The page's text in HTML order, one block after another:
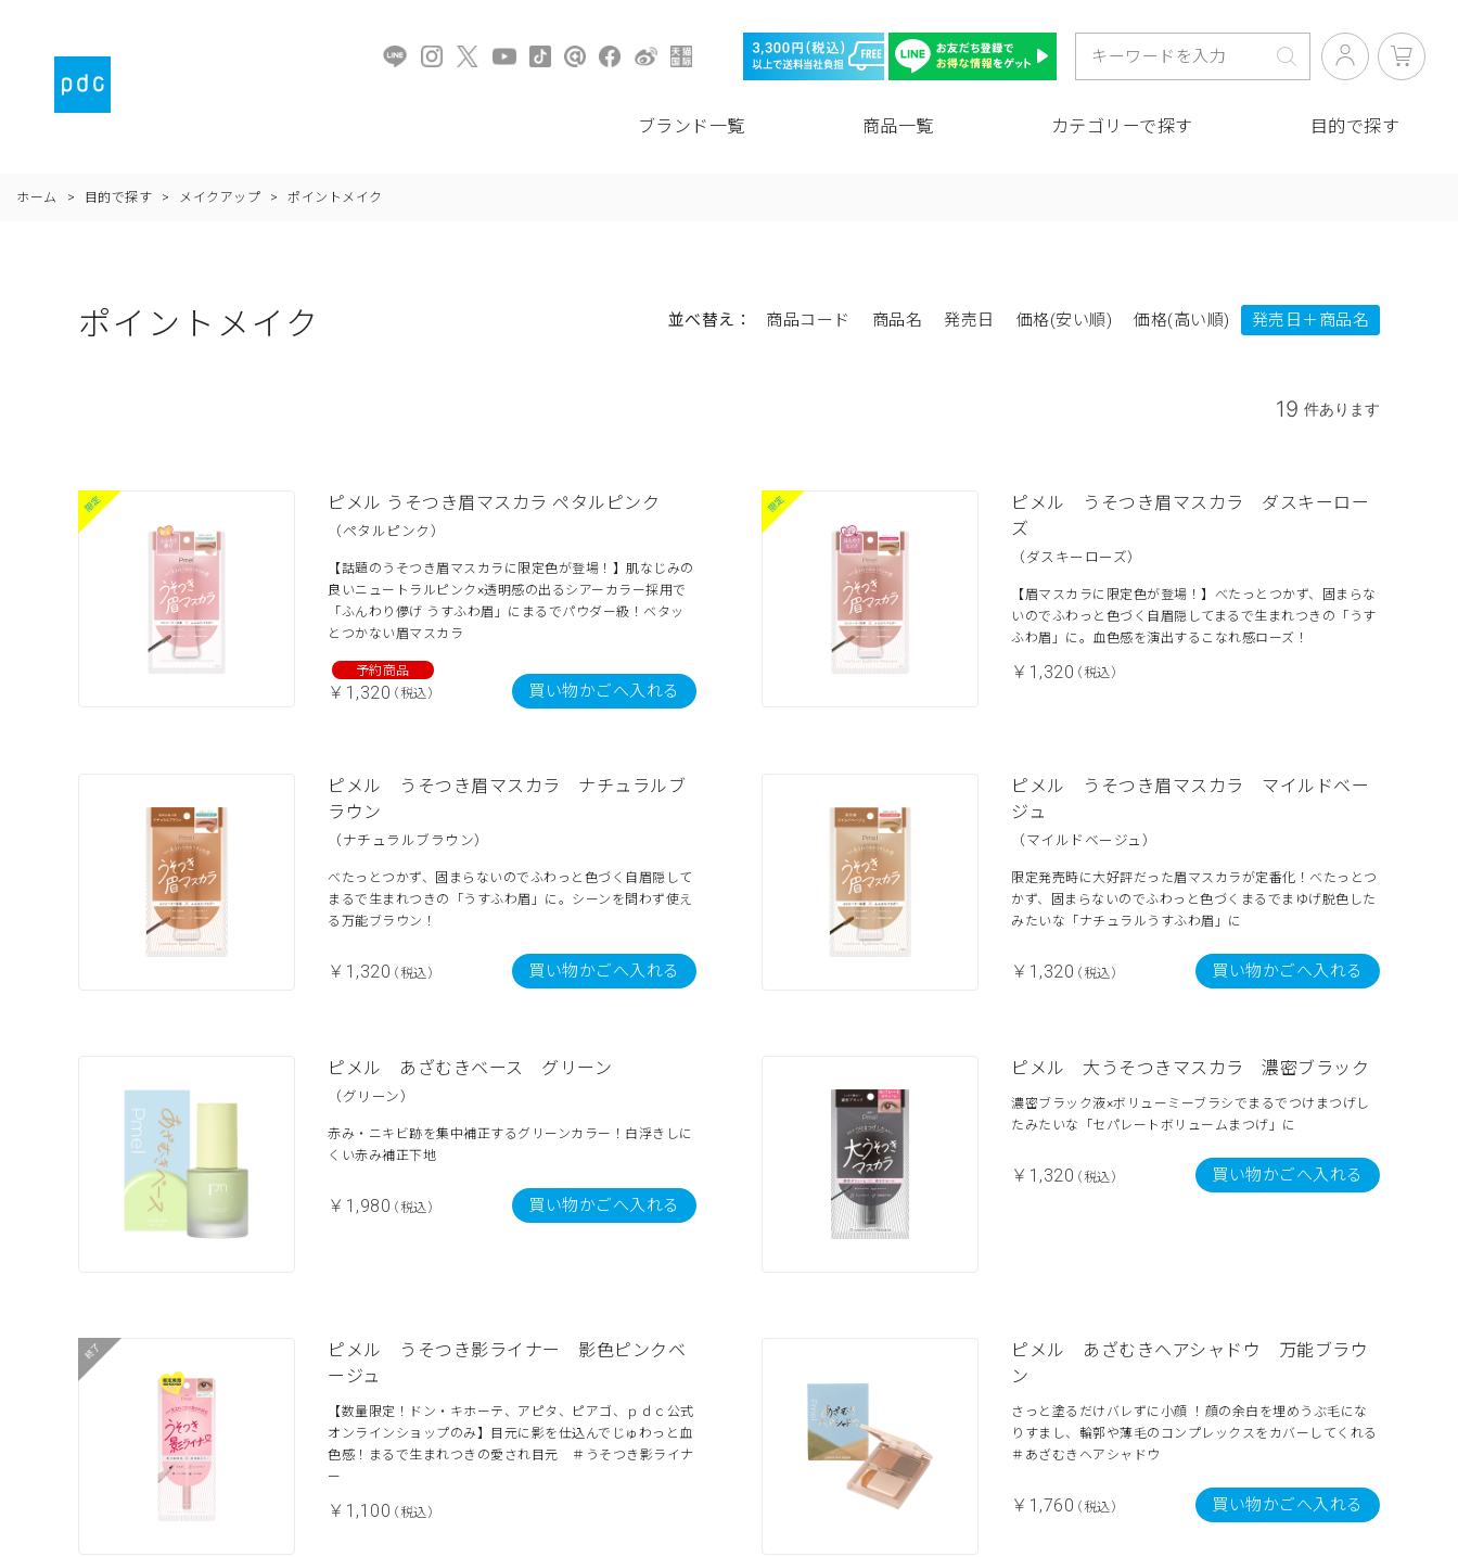
ブランド一覧 商品一覧 カテゴリーで探す 目的で探す
ホーム > 目的で探す > メイクアップ > ポイントメイク
ポイントメイク 並べ替え： 商品コード 商品名 発売日 価格(安い順) 価格(高い順) 発売日＋商品名
19 件あります
ピメル うそつき眉マスカラ ペタルピンク
（ペタルピンク）
【話題のうそつき眉マスカラに限定色が登場！】肌なじみの
良いニュートラルピンク×透明感の出るシアーカラー採用で
「ふんわり儚げ うすふわ眉」にまるでパウダー級！ベタッ
とつかない眉マスカラ
￥1,320（税込） 買い物かごへ入れる
ピメル うそつき眉マスカラ ダスキーロー
ズ
（ダスキーローズ）
【眉マスカラに限定色が登場！】べたっとつかず、固まらな
いのでふわっと色づく自眉隠してまるで生まれつきの「うす
ふわ眉」に。血色感を演出するこなれ感ローズ！
￥1,320（税込）
ピメル うそつき眉マスカラ ナチュラルブ
ラウン
（ナチュラルブラウン）
べたっとつかず、固まらないのでふわっと色づく自眉隠して
まるで生まれつきの「うすふわ眉」に。シーンを問わず使え
る万能ブラウン！
￥1,320（税込） 買い物かごへ入れる
ピメル うそつき眉マスカラ マイルドベー
ジュ
（マイルドベージュ）
限定発売時に大好評だった眉マスカラが定番化！べたっとつ
かず、固まらないのでふわっと色づくまるでまゆげ脱色した
みたいな「ナチュラルうすふわ眉」に
￥1,320（税込） 買い物かごへ入れる
ピメル あざむきベース グリーン
（グリーン）
赤み・ニキビ跡を集中補正するグリーンカラー！白浮きしに
くい赤み補正下地
￥1,980（税込） 買い物かごへ入れる
ピメル 大うそつきマスカラ 濃密ブラック
濃密ブラック液×ボリューミーブラシでまるでつけまつげし
たみたいな「セパレートボリュームまつげ」に
￥1,320（税込） 買い物かごへ入れる
ピメル うそつき影ライナー 影色ピンクベ
ージュ
【数量限定！ドン・キホーテ、アピタ、ピアゴ、ｐｄｃ公式
オンラインショップのみ】目元に影を仕込んでじゅわっと血
色感！まるで生まれつきの愛され目元 ＃うそつき影ライナ
ー
￥1,100（税込）
ピメル あざむきヘアシャドウ 万能ブラウ
ン
さっと塗るだけバレずに小顔 ！顔の余白を埋めうぶ毛にな
りすまし、輪郭や薄毛のコンプレックスをカバーしてくれる
＃あざむきヘアシャドウ
￥1,760（税込） 買い物かごへ入れる